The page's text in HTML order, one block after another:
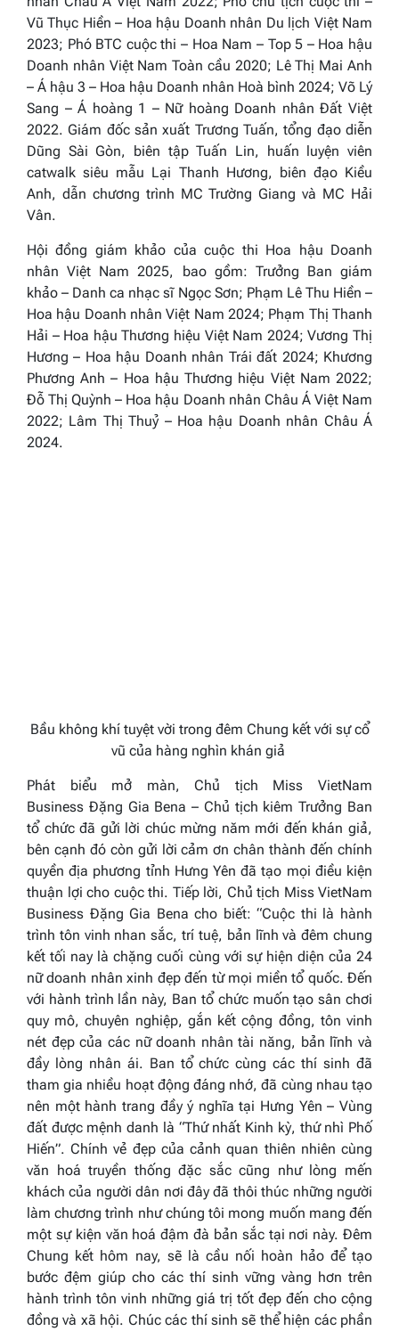
Vũ Thục Hiền – Hoa hậu Doanh nhân Du lịch Việt Nam
2023; Phó BTC cuộc thi – Hoa Nam – Top 5 – Hoa hậu
Doanh nhân Việt Nam Toàn cầu 2020; Lê Thị Mai Anh
– Á hậu 3 – Hoa hậu Doanh nhân Hoà bình 2024; Võ Lý
Sang – Á hoàng 1 – Nữ hoàng Doanh nhân Đất Việt
2022.Giám đốc sản xuất Trương Tuấn, tổng đạo diễn
Dũng Sài Gòn, biên tập Tuấn Lin, huấn luyện viên
catwalk siêu mẫu Lại Thanh Hương, biên đạo Kiều
Anh, dẫn chương trình MC Trường Giang và MC Hải
Vân.
Hội đồng giám khảo của cuộc thi Hoa hậu Doanh
nhân Việt Nam 2025,
bao gồm: Trưởng Ban giám
khảo – Danh ca nhạc sĩ Ngọc Sơn; Phạm Lê Thu Hiền –
Hoa hậu Doanh nhân Việt Nam 2024; Phạm Thị Thanh
Hải – Hoa hậu Thương hiệu Việt Nam 2024; Vương Thị
Hương – Hoa hậu Doanh nhân Trái đất 2024; Khương
Phương Anh – Hoa hậu Thương hiệu Việt Nam 2022;
Đỗ Thị Quỳnh – Hoa hậu Doanh nhân Châu Á Việt Nam
2022; Lâm Thị Thuỷ – Hoa hậu Doanh nhân Châu Á
2024.
Bầu không khí tuyệt vời trong đêm Chung kết với sự cổ
vũ của hàng nghìn khán giả
Phát biểu mở màn, Chủ tịch Miss VietNam
Business Đặng Gia Bena – Chủ tịch kiêm Trưởng Ban
tổ chức đã gửi lời chúc mừng năm mới đến khán giả,
bên cạnh đó còn gửi lời cảm ơn chân thành đến chính
quyền địa phương tỉnh Hưng Yên đã tạo mọi điều kiện
thuận lợi cho cuộc thi. Tiếp lời, Chủ tịch Miss VietNam
Business Đặng Gia Bena cho biết: “Cuộc thi là hành
trình tôn vinh nhan sắc, trí tuệ, bản lĩnh vàđêm chung
kết tối nay là chặng cuối cùng với sự hiện diện của 24
nữ doanh nhân xinh đẹp đến từ mọi miền tổ quốc. Đến
với hành trình lần này, Ban tổ chức muốn tạo sân chơi
quy mô, chuyên nghiệp, gắn kết cộng đồng, tôn vinh
nét đẹp của các nữ doanh nhân tài năng, bản lĩnh và
đầy lòng nhân ái. Ban tổ chức cùng các thí sinh đã
tham gia nhiều hoạt động đáng nhớ,đã cùng nhautạo
nên một hành trang đầy ý nghĩatại Hưng Yên – Vùng
đất được mệnh danh là “Thứ nhất Kinh kỳ, thứ nhì Phố
Hiến”. Chính vẻ đẹp của cảnh quan thiên nhiên cùng
văn hoá truyền thống đặc sắccũng như lòng mến
khách của người dân nơi đây đã thôi thúc những người
làm chương trình như chúng tôi mong muốn mang đến
một sự kiện văn hoáđậm đà bản sắctại nơi này. Đêm
Chung kết hôm nay, sẽ là cầu nối hoàn hảo để tạo
bước đệm giúp cho các thí sinh vững vàng hơn trên
hành trình tôn vinh những giá trị tốt đẹp đến cho cộng
đồng và xã hội. Chúc các thí sinh sẽ thể hiện các phần